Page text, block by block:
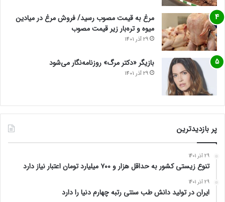
مرغ به قیمت مصوب رسید/ فروش مرغ در میادین
میوه و تره‌بار زیر قیمت مصوب
29 آذر 1401
بازیگر «دکتر مرگ» روزنامه‌نگار می‌شود
29 آذر 1401
پر بازدیدترین
29 آذر 1401
تنوع زیستی کشور به حداقل هزار و ۷۰۰ میلیارد تومان اعتبار نیاز دارد
29 آذر 1401
ایران در تولید دانش طب سنتی رتبه چهارم دنیا را دارد